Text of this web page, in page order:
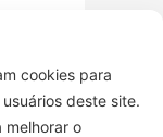
Acordo
cookies para
deste site.
melhorar o